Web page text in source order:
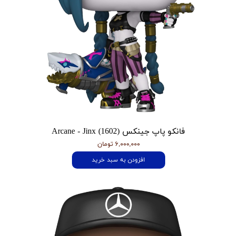
فانکو پاپ جینکس Arcane - Jinx (1602)
۶,۰۰۰,۰۰۰ تومان
افزودن به سبد خرید